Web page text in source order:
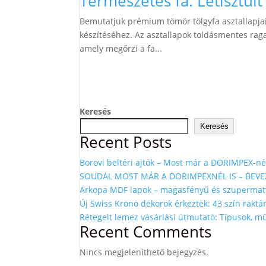
Bemutatjuk prémium tömör tölgyfa
készítéséhez. Az asztallapok toldásmentes
amely megőrzi a fa...
Keresés
Keresés
Recent Posts
Borovi beltéri ajtók – Most már a DORIMPEX-
SOUDAL MOST MÁR A DORIMPEXNÉL IS –
Arkopa MDF lapok – magasfényű és
Új Swiss Krono dekorok érkeztek: 43 szín
Rétegelt lemez vásárlási útmutató: Típusok,
Recent Comments
Nincs megjeleníthető bejegyzés.